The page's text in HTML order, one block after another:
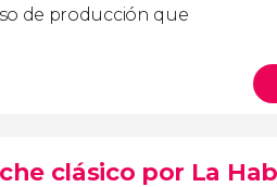
de producción que
clásico por La